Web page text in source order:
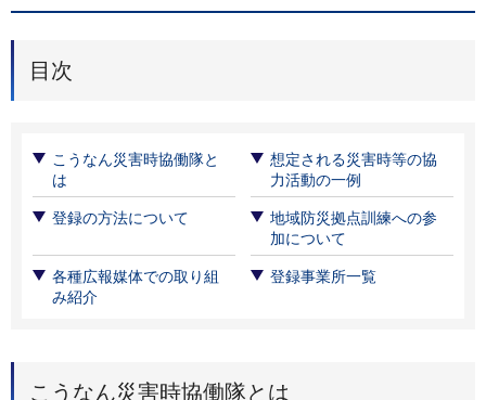
目次
こうなん災害時協働隊と
は
想定される災害時等の協
力活動の一例
登録の方法について
地域防災拠点訓練への参
加について
各種広報媒体での取り組
み紹介
登録事業所一覧
こうなん災害時協働隊とは